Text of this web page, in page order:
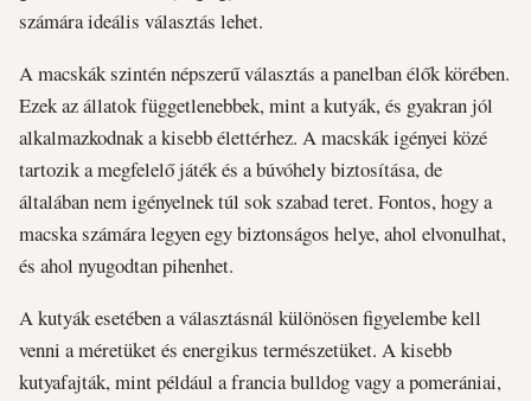
számára ideális választás lehet.
A macskák szintén népszerű választás a panelban élők körében.
Ezek az állatok függetlenebbek, mint a kutyák, és gyakran jól
alkalmazkodnak a kisebb élettérhez. A macskák igényei közé
tartozik a megfelelő játék és a búvóhely biztosítása, de
általában nem igényelnek túl sok szabad teret. Fontos, hogy a
macska számára legyen egy biztonságos helye, ahol elvonulhat,
és ahol nyugodtan pihenhet.
A kutyák esetében a választásnál különösen figyelembe kell
venni a méretüket és energikus természetüket. A kisebb
kutyafajták, mint például a francia bulldog vagy a pomerániai,